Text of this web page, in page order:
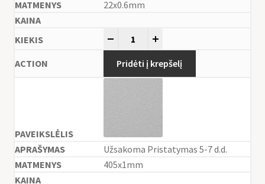
22x0.6mm
Pridėti į krepšelį
Užsakoma Pristatymas 5-7 d.d.
405x1mm